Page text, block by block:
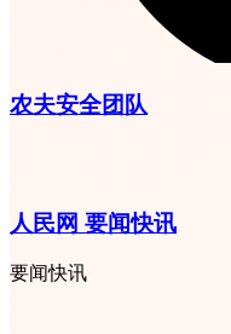
农夫安全团队
人民网 要闻快讯
要闻快讯